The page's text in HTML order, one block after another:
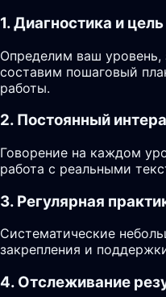
1. Диагностика и цель
Определим ваш
составим пошаговый
работы.
2. Постоянный
Говорение на каждом
работа с реальными
3. Регулярная
Систематические
закрепления и
4. Отслеживание